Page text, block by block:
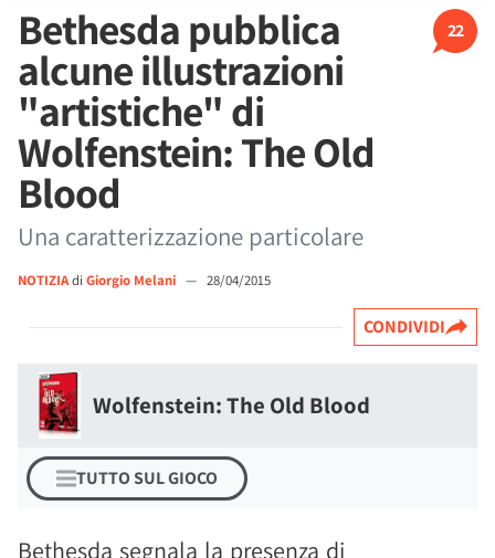
22
Bethesda pubblica
alcune illustrazioni
"artistiche" di
Wolfenstein: The Old
Blood
Una caratterizzazione particolare
NOTIZIAdi Giorgio Melani — 28/04/2015
CONDIVIDI
Wolfenstein: The Old Blood
TUTTO SUL GIOCO
Bethesda segnala la presenza di